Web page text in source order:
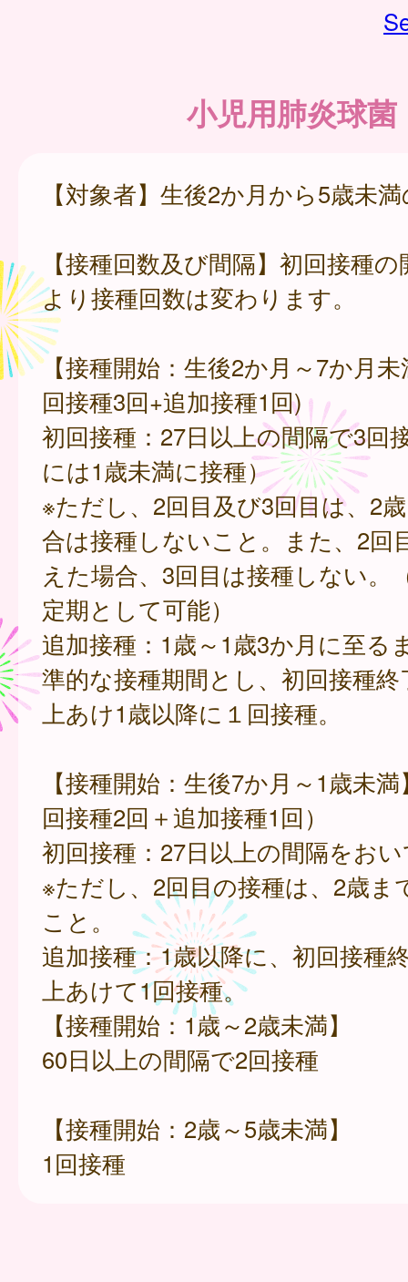
小児用肺炎球菌
【対象者】生後2か月から5歳未
【接種回数及び間隔】初回接種
より接種回数は変わります。
【接種開始：生後2か月～7か月
回接種3回+追加接種1回)
初回接種：27日以上の間隔で3回
には1歳未満に接種）
※ただし、2回目及び3回目は、2
合は接種しないこと。また、2回
えた場合、3回目は接種しない。
定期として可能）
追加接種：1歳～1歳3か月に至る
準的な接種期間とし、初回接種終
上あけ1歳以降に１回接種。
【接種開始：生後7か月～1歳未
回接種2回＋追加接種1回）
初回接種：27日以上の間隔をお
※ただし、2回目の接種は、2歳ま
こと。
追加接種：1歳以降に、初回接種
上あけて1回接種。
【接種開始：1歳～2歳未満】
60日以上の間隔で2回接種
【接種開始：2歳～5歳未満】
1回接種